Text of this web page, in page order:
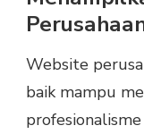
Website
baik mampu